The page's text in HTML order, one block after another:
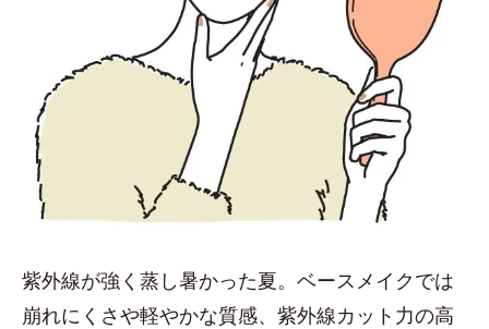
紫外線が強く蒸し暑かった夏。ベースメイクでは
崩れにくさや軽やかな質感、紫外線カット力の高